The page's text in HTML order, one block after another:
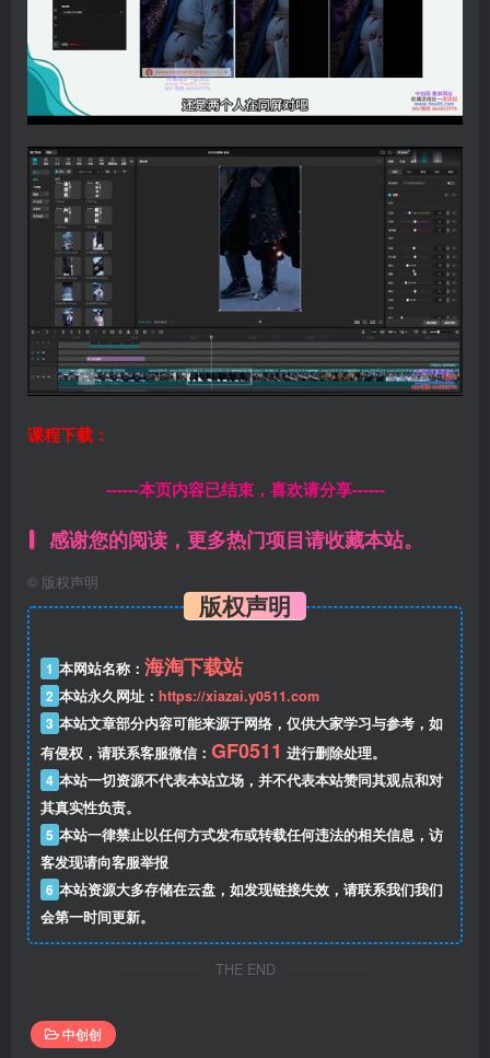
课程下载：
------本页内容已结束，喜欢请分享------
感谢您的阅读，更多热门项目请收藏本站。
© 版权声明
版权声明
1 本网站名称： 海淘下载站
2 本站永久网址： https://xiazai.y0511.com
3 本站文章部分内容可能来源于网络，仅供大家学习与参考，如
有侵权，请联系客服微信： GF0511 进行删除处理。
4 本站一切资源不代表本站立场，并不代表本站赞同其观点和对
其真实性负责。
5 本站一律禁止以任何方式发布或转载任何违法的相关信息，访
客发现请向客服举报
6 本站资源大多存储在云盘，如发现链接失效，请联系我们我们
会第一时间更新。
THE END
中创创